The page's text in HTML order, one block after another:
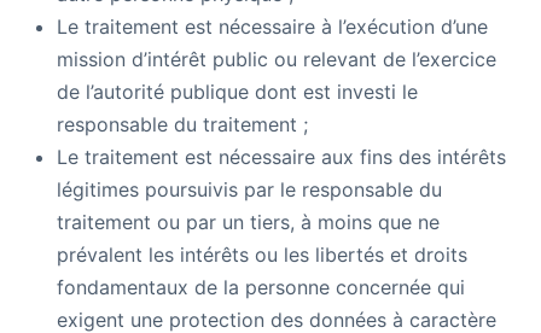
Le traitement est nécessaire à l’exécution d’une
mission d’intérêt public ou relevant de l’exercice
de l’autorité publique dont est investi le
responsable du traitement ;
Le traitement est nécessaire aux fins des intérêts
légitimes poursuivis par le responsable du
traitement ou par un tiers, à moins que ne
prévalent les intérêts ou les libertés et droits
fondamentaux de la personne concernée qui
exigent une protection des données à caractère